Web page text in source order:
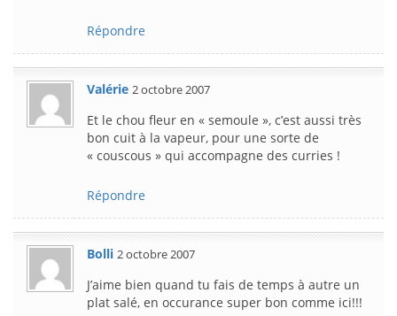
Répondre
Valérie 2 octobre 2007
Et le chou fleur en « semoule », c’est aussi très
bon cuit à la vapeur, pour une sorte de
« couscous » qui accompagne des curries !
Répondre
Bolli 2 octobre 2007
J’aime bien quand tu fais de temps à autre un
plat salé, en occurance super bon comme ici!!!